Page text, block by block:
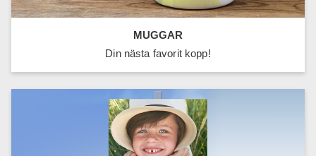
MUGGAR
Din nästa favorit kopp!